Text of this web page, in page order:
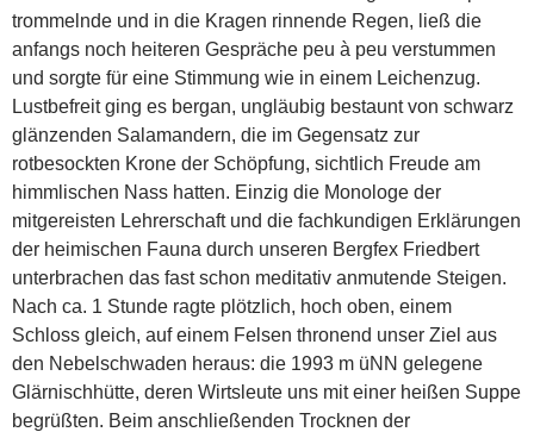
trommelnde und in die Kragen rinnende Regen, ließ die
anfangs noch heiteren Gespräche peu à peu verstummen
und sorgte für eine Stimmung wie in einem Leichenzug.
Lustbefreit ging es bergan, ungläubig bestaunt von schwarz
glänzenden Salamandern, die im Gegensatz zur
rotbesockten Krone der Schöpfung, sichtlich Freude am
himmlischen Nass hatten. Einzig die Monologe der
mitgereisten Lehrerschaft und die fachkundigen Erklärungen
der heimischen Fauna durch unseren Bergfex Friedbert
unterbrachen das fast schon meditativ anmutende Steigen.
Nach ca. 1 Stunde ragte plötzlich, hoch oben, einem
Schloss gleich, auf einem Felsen thronend unser Ziel aus
den Nebelschwaden heraus: die 1993 m üNN gelegene
Glärnischhütte, deren Wirtsleute uns mit einer heißen Suppe
begrüßten. Beim anschließenden Trocknen der